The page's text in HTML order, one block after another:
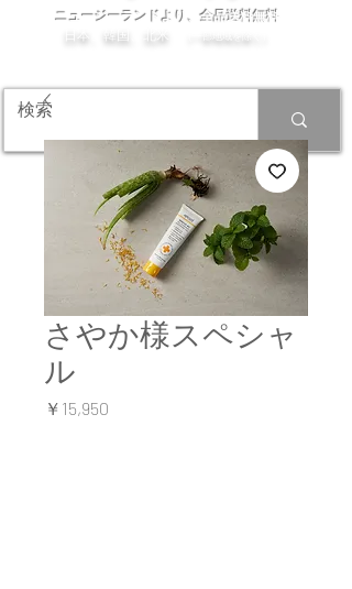
ニュージーランドより、全品送料無料
日本、韓国、北米
（一部地域を除く）
さやか様スペシャ
ル
￥15,950